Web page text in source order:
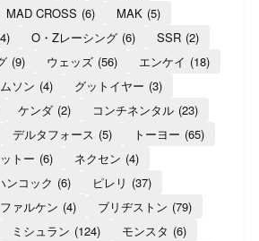
MAD CROSS (6) MAK (5)
O・Zレーシング (6) SSR (2)
(9) ウェッズ (56) エンケイ (18)
ソン (4) グットイヤー (3)
ケンダ (2) コンチネンタル (23)
デルタフォース (5) トーヨー (65)
トー (6) ネクセン (4)
ンコック (6) ピレリ (37)
ファルケン (4) ブリヂストン (79)
ミシュラン (124) モンスタ (6)